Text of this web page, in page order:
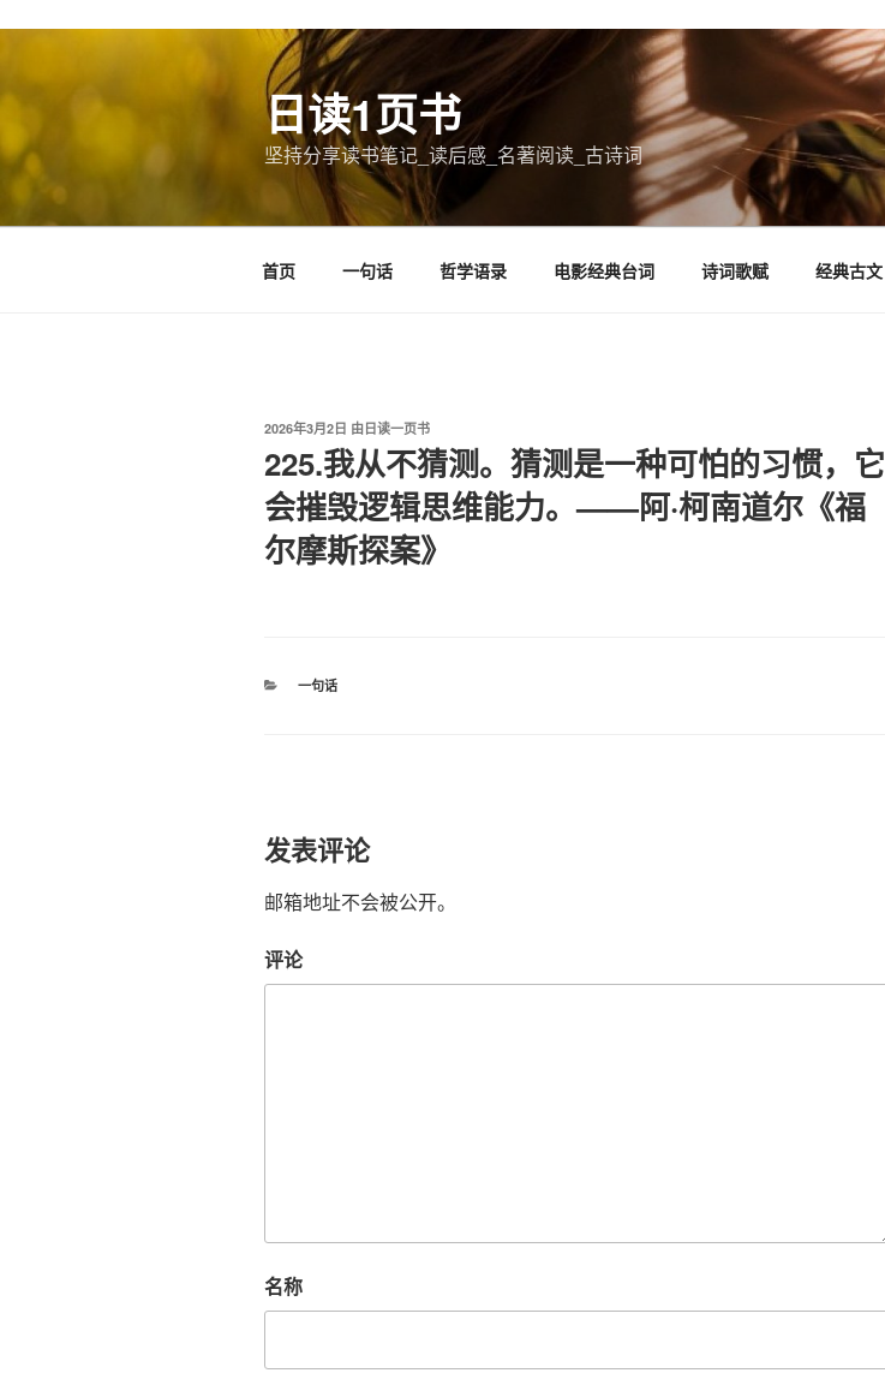
内
日读1页书
坚持分享读书笔记_读后感_名著阅读_古诗词
首页 一句话 哲学语录 电影经典台词 诗词歌赋 经典古文
发
于
2026年3月2日 由日读一页书
225.我从不猜测。猜测是一种可怕的习惯，它
会摧毁逻辑思维能力。——阿·柯南道尔《福
尔摩斯探案》
分
一句话
发表评论
邮箱地址不会被公开。
评论
名称